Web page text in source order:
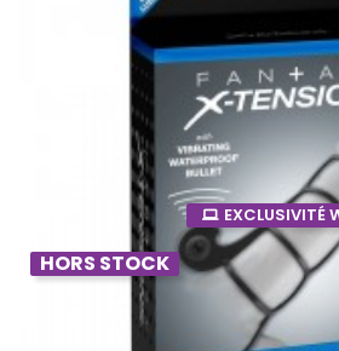
EXCLUSIVITÉ
HORS STOCK